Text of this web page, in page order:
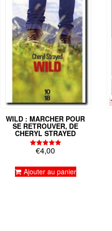
WILD : MARCHER POUR
SE RETROUVER, DE
CHERYL STRAYED
Note
€4,00
Ajouter au panier